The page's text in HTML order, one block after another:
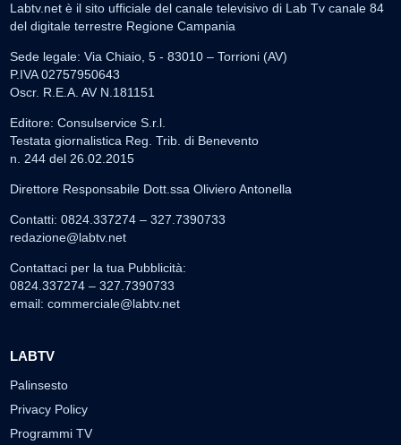
Labtv.net è il sito ufficiale del canale televisivo di Lab Tv canale 84
del digitale terrestre Regione Campania
Sede legale: Via Chiaio, 5 - 83010 – Torrioni (AV)
P.IVA 02757950643
Oscr. R.E.A. AV N.181151
Editore: Consulservice S.r.l.
Testata giornalistica Reg. Trib. di Benevento
n. 244 del 26.02.2015
Direttore Responsabile Dott.ssa Oliviero Antonella
Contatti: 0824.337274 – 327.7390733
redazione@labtv.net
Contattaci per la tua Pubblicità:
0824.337274 – 327.7390733
email: commerciale@labtv.net
LABTV
Palinsesto
Privacy Policy
Programmi TV